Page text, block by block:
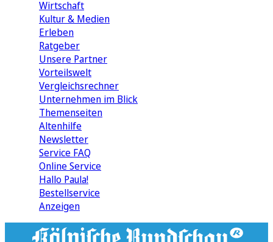
Wirtschaft
Kultur & Medien
Erleben
Ratgeber
Unsere Partner
Vorteilswelt
Vergleichsrechner
Unternehmen im Blick
Themenseiten
Altenhilfe
Newsletter
Service FAQ
Online Service
Hallo Paula!
Bestellservice
Anzeigen